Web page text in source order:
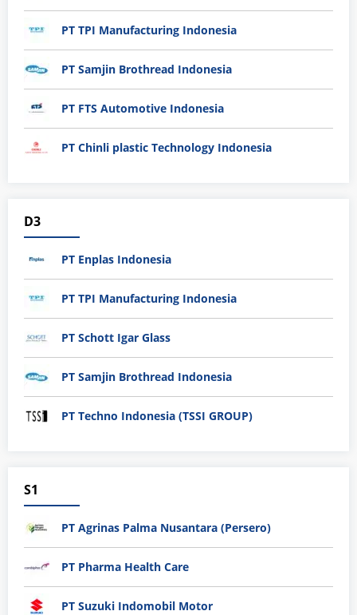
PT TPI Manufacturing Indonesia
PT Samjin Brothread Indonesia
PT FTS Automotive Indonesia
PT Chinli plastic Technology Indonesia
D3
PT Enplas Indonesia
PT TPI Manufacturing Indonesia
PT Schott Igar Glass
PT Samjin Brothread Indonesia
PT Techno Indonesia (TSSI GROUP)
S1
PT Agrinas Palma Nusantara (Persero)
PT Pharma Health Care
PT Suzuki Indomobil Motor